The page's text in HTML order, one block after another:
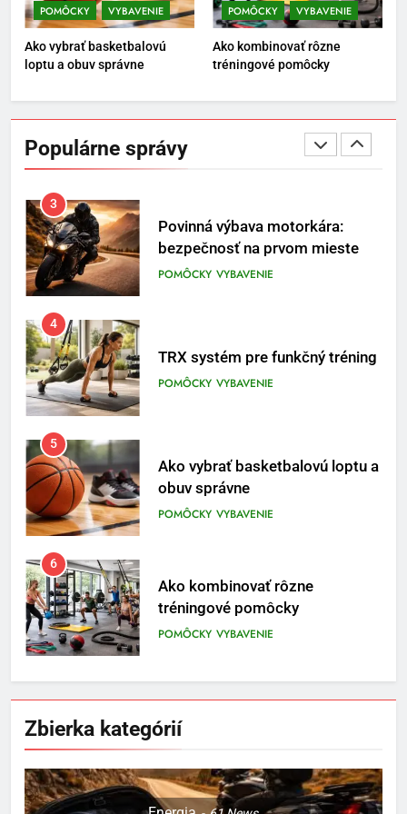
POMÔCKY VYBAVENIE
Ako vybrať basketbalovú
loptu a obuv správne
POMÔCKY VYBAVENIE
Ako kombinovať rôzne
tréningové pomôcky
Populárne správy
Temu zmenila na prívetivú oázu
bezpečnosť na prvom mieste
POMÔCKY
4
TRX systém pre funkčný tréning
POMÔCKY
5
Ako vybrať basketbalovú loptu a
obuv správne
6
Ako kombinovať rôzne
tréningové pomôcky
POMÔCKY VYBAVENIE
7
Pomôcky na cvičenie brucha
POMÔCKY
8
motocyklistov na dlhé trasy
ENERGIA
1
Zbierka kategórií